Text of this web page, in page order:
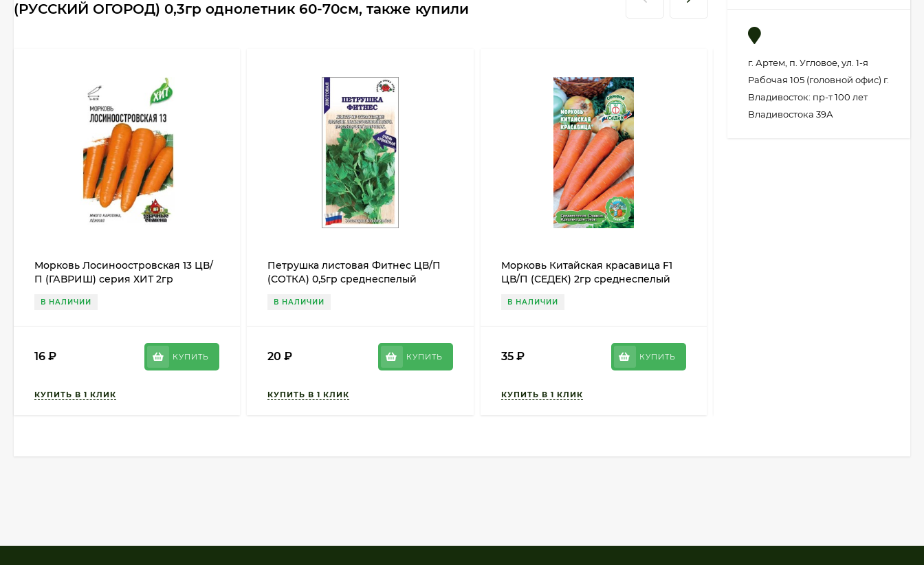
(РУССКИЙ ОГОРОД) 0,3гр однолетник 60-70см, также купили
Морковь Лосиноостровская 13 ЦВ/
П (ГАВРИШ) серия ХИТ 2гр
В НАЛИЧИИ
16 ₽ КУПИТЬ
Петрушка листовая Фитнес ЦВ/П
(СОТКА) 0,5гр среднеспелый
В НАЛИЧИИ
20₽ КУПИТЬ
Морковь Китайская красавица F1
ЦВ/П (СЕДЕК) 2гр среднеспелый
В НАЛИЧИИ
35 ₽ КУПИТЬ
г. Артем, п. Угловое, ул. 1-я
Рабочая 105 (головной офис) г.
Владивосток: пр-т 100 лет
Владивостока 39А